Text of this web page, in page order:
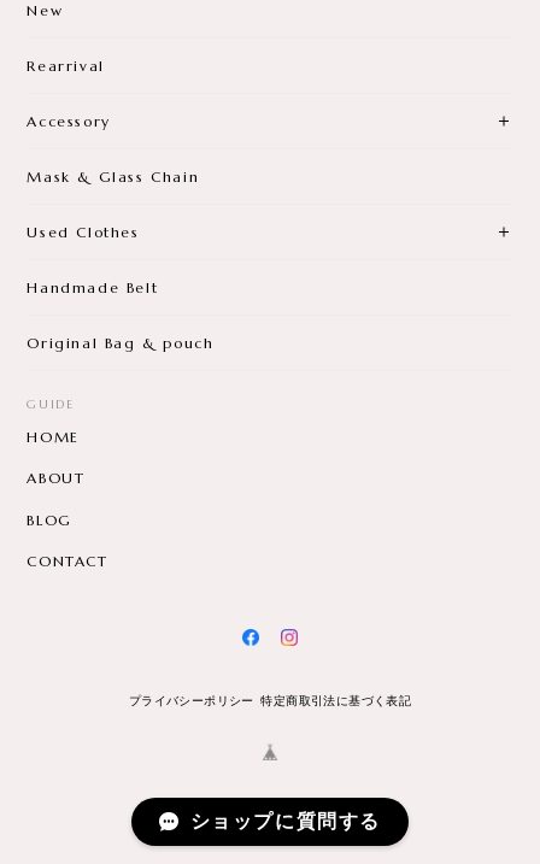
New
Rearrival
Accessory
Mask & Glass Chain
Used Clothes
Handmade Belt
Original Bag & pouch
GUIDE
HOME
ABOUT
BLOG
CONTACT
プライバシーポリシー 特定商取引法に基づく表記
ショップに質問する